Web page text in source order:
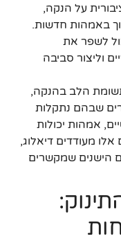
על הנקה,
באמהות חדשות.
לשפר את
וליצור סביבה
הלב בהנקה,
שבהם נתקלות
אמהות יכולות
מעודדים דיאלוג,
הישנים שמקשרים